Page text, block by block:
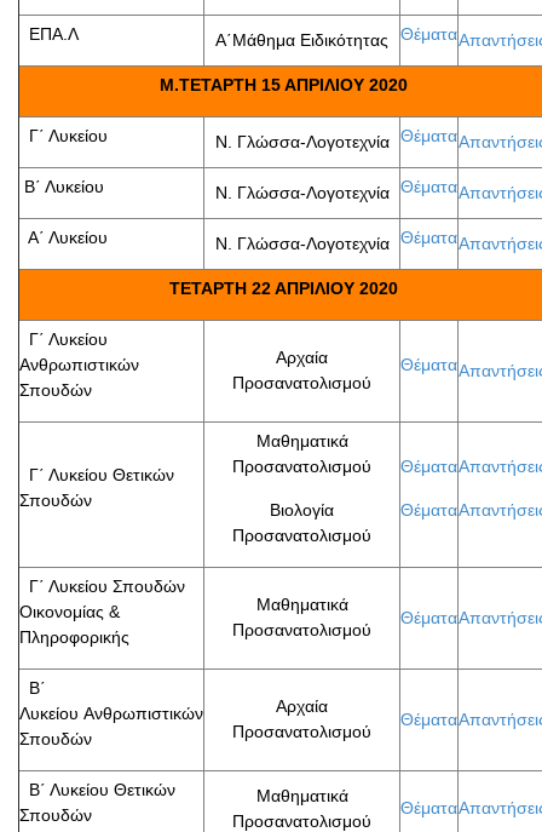
ΕΠΑ.Λ Α΄Μάθημα Ειδικότητας Θέματα
Μ.ΤΕΤΑΡΤΗ 15 ΑΠΡΙΛΙΟΥ 2020
Γ΄ Λυκείου Ν. Γλώσσα-Λογοτεχνία Θέματα
Β΄ Λυκείου Ν. Γλώσσα-Λογοτεχνία Θέματα
Α΄ Λυκείου Ν. Γλώσσα-Λογοτεχνία Θέματα
ΤΕΤΑΡΤΗ 22 ΑΠΡΙΛΙΟΥ 2020
Γ΄ Λυκείου
Ανθρωπιστικών
Σπουδών
Αρχαία
Προσανατολισμού
Θέματα
Γ΄ Λυκείου Θετικών
Σπουδών
Μαθηματικά
Προσανατολισμού
Βιολογία
Προσανατολισμού
Θέματα
Θέματα
Γ΄ Λυκείου Σπουδών
Οικονομίας &
Πληροφορικής
Μαθηματικά
Προσανατολισμού
Θέματα
Β΄
Λυκείου Ανθρωπιστικών
Σπουδών
Αρχαία
Προσανατολισμού
Θέματα
Β΄ Λυκείου Θετικών
Σπουδών
Μαθηματικά
Προσανατολισμού
Θέματα